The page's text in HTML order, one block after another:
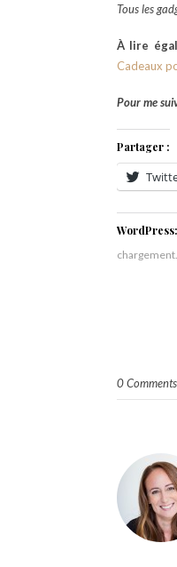
Tous les
À lire
Cadeaux
Pour me
Partager :
WordPress:
0 Comments